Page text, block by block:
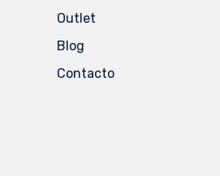
Outlet
Blog
Contacto